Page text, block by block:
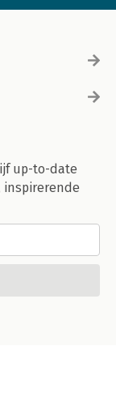
up-to-date
inspirerende